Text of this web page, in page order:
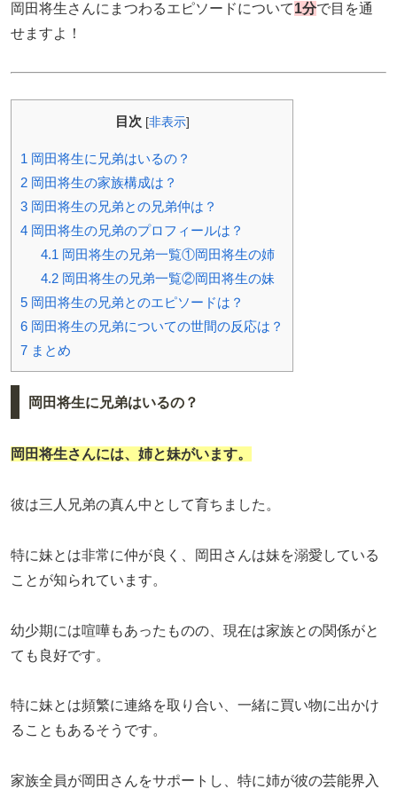
岡田将生さんにまつわるエピソードについて1分で目を通
せますよ！
目次 [非表示]
1 岡田将生に兄弟はいるの？
2 岡田将生の家族構成は？
3 岡田将生の兄弟との兄弟仲は？
4 岡田将生の兄弟のプロフィールは？
4.1 岡田将生の兄弟一覧①岡田将生の姉
4.2岡田将生の兄弟一覧②岡田将生の妹
5 岡田将生の兄弟とのエピソードは？
6 岡田将生の兄弟についての世間の反応は？
7 まとめ
岡田将生に兄弟はいるの？
岡田将生さんには、 姉と妹がいます。
彼は三人兄弟の真ん中として育ちました。
特に妹とは非常に仲が良く、岡田さんは妹を溺愛している
ことが知られています。
幼少期には喧嘩もあったものの、現在は家族との関係がと
ても良好です。
特に妹とは頻繁に連絡を取り合い、一緒に買い物に出かけ
ることもあるそうです。
家族全員が岡田さんをサポートし、特に姉が彼の芸能界入